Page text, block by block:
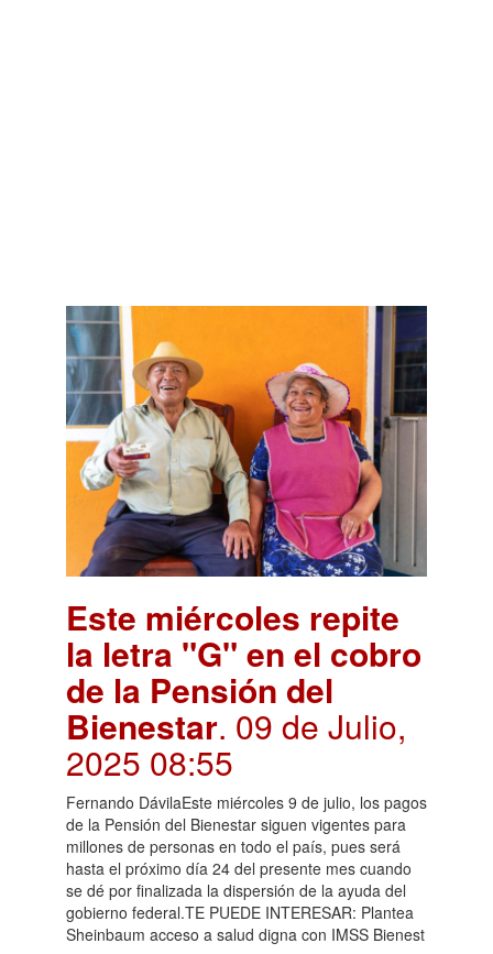
Este miércoles repite
la letra "G" en el cobro
de la Pensión del
Bienestar. 09 de Julio,
2025 08:55
Fernando DávilaEste miércoles 9 de julio, los pagos
de la Pensión del Bienestar siguen vigentes para
millones de personas en todo el país, pues será
hasta el próximo día 24 del presente mes cuando
se dé por finalizada la dispersión de la ayuda del
gobierno federal.TE PUEDE INTERESAR: Plantea
Sheinbaum acceso a salud digna con IMSS Bienest